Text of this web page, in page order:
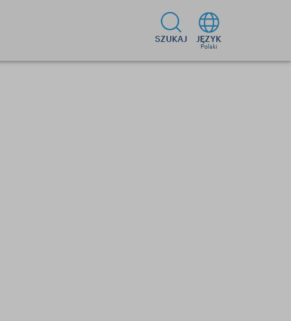
SZUKAJ JĘZYK
Polski